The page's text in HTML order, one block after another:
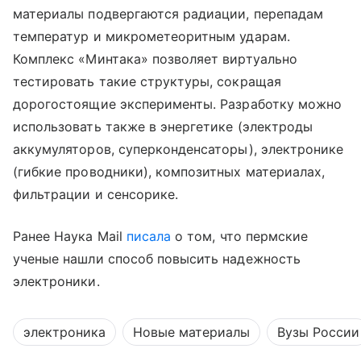
материалы подвергаются радиации, перепадам
температур и микрометеоритным ударам.
Комплекс «Минтака» позволяет виртуально
тестировать такие структуры, сокращая
дорогостоящие эксперименты. Разработку можно
использовать также в энергетике (электроды
аккумуляторов, суперконденсаторы), электронике
(гибкие проводники), композитных материалах,
фильтрации и сенсорике.
Ранее Наука Mail писала о том, что пермские
ученые нашли способ повысить надежность
электроники.
электроника Новые материалы Вузы России